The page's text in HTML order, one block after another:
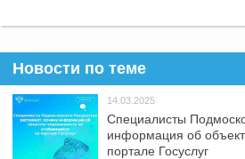
Новости по теме
14.03.2025
Специалисты
информация об
портале Госуслуг